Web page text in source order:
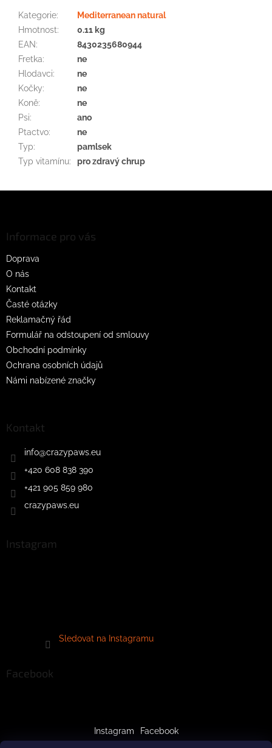
Kategorie:
Mediterranean natural
Hmotnost:
0.11 kg
EAN:
8430235680944
Fretka:
ne
Hlodavci:
ne
Kočky:
ne
Koně:
ne
Psi:
ano
Ptactvo:
ne
Typ:
pamlsek
Typ vitamínu: pro zdravý chrup
Informace pro vás
Doprava
O nás
Kontakt
Časté otázky
Reklamačný řád
Formulář na odstoupení od smlouvy
Obchodní podmínky
Ochrana osobních údajů
Námi nabízené značky
Kontakt
info@crazypaws.eu
+420 608 838 390
+421 905 859 980
crazypaws.eu
Instagram
Sledovat na Instagramu
Facebook
Instagram Facebook